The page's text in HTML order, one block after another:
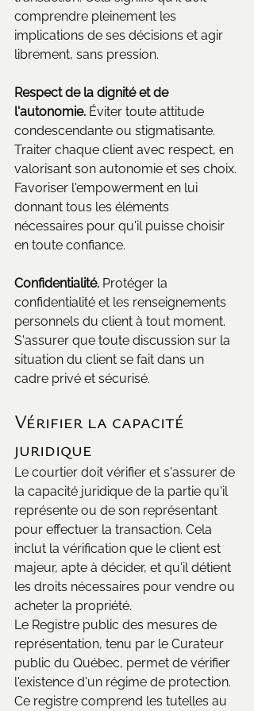
comprendre pleinement les
implications de ses décisions et agir
librement, sans pression.
Respect de la dignité et de
l'autonomie. Éviter toute attitude
condescendante ou stigmatisante.
Traiter chaque client avec respect, en
valorisant son autonomie et ses choix.
Favoriser l'empowerment en lui
donnant tous les éléments
nécessaires pour qu'il puisse choisir
en toute confiance.
Confidentialité. Protéger la
confidentialité et les renseignements
personnels du client à tout moment.
S'assurer que toute discussion sur la
situation du client se fait dans un
cadre privé et sécurisé.
Vérifier la capacité
juridique
Le courtier doit vérifier et s'assurer de
la capacité juridique de la partie qu'il
représente ou de son représentant
pour effectuer la transaction. Cela
inclut la vérification que le client est
majeur, apte à décider, et qu'il détient
les droits nécessaires pour vendre ou
acheter la propriété.
Le Registre public des mesures de
représentation, tenu par le Curateur
public du Québec, permet de vérifier
l'existence d'un régime de protection.
Ce registre comprend les tutelles au